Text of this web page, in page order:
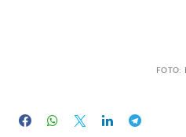
FOTO: